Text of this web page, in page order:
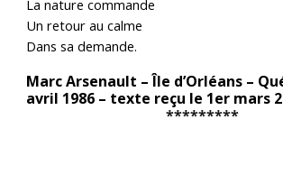
La nature commande
Un retour au calme
Dans sa demande.
Marc Arsenault – Île d’Orléans –
avril 1986 – texte reçu le 1er mars
*********